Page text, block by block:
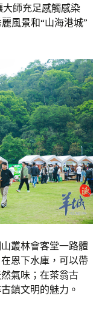
師充足感觸感染
風景和“山海港城”
叢林會客堂一路體
恩下水庫，可以帶
氣味；在茶翁古
鎮文明的魅力。